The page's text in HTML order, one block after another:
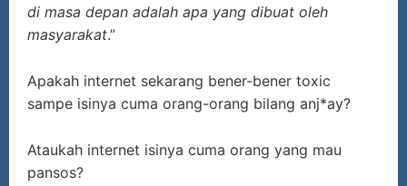
di masa depan adalah apa yang dibuat oleh
masyarakat.”
Apakah internet sekarang bener-bener toxic
sampe isinya cuma orang-orang bilang anj*ay?
Ataukah internet isinya cuma orang yang mau
pansos?